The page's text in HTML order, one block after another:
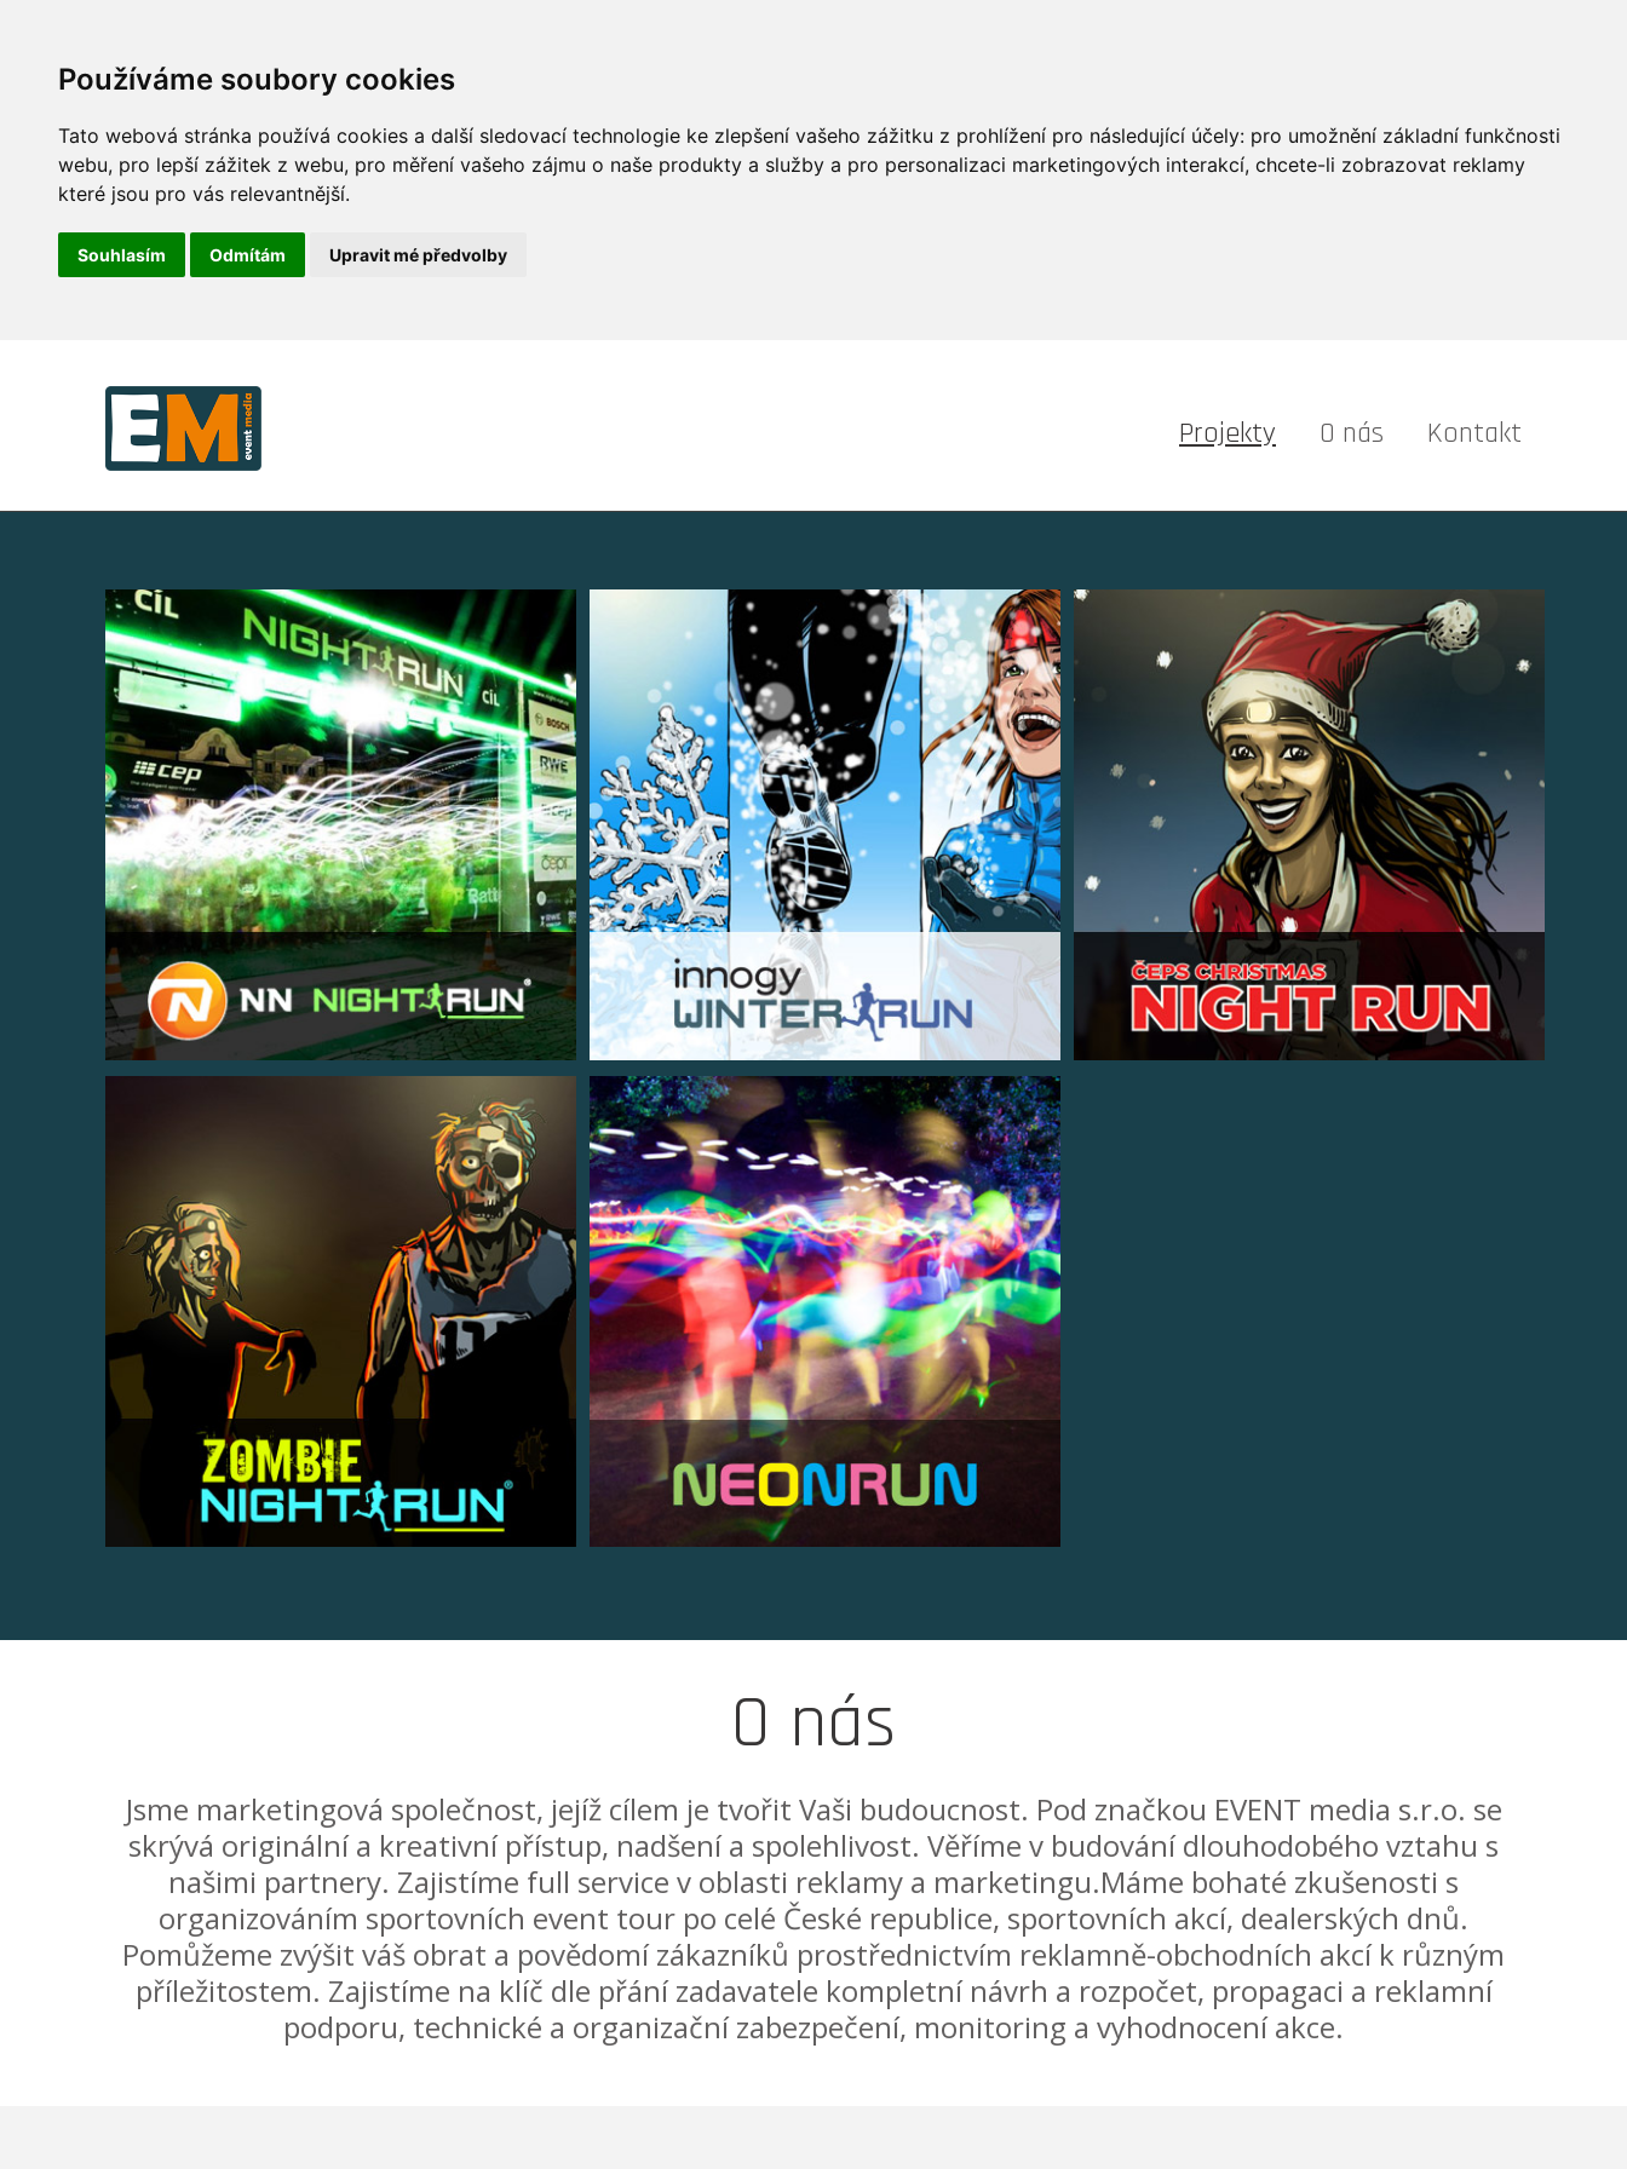
Používáme soubory cookies
Tato webová stránka používá cookies a další sledovací technologie ke zlepšení vašeho zážitku z prohlížení pro následující účely: pro umožnění základní funkčnosti
webu, pro lepší zážitek z webu, pro měření vašeho zájmu o naše produkty a služby a pro personalizaci marketingových interakcí, chcete-li zobrazovat reklamy
které jsou pro vás relevantnější.
Souhlasím Odmítám Upravit mé předvolby
Projekty O nás Kontakt
O nás
Jsme marketingová společnost, jejíž cílem je tvořit Vaši budoucnost. Pod značkou EVENT media s.r.o. se
skrývá originální a kreativní přístup, nadšení a spolehlivost. Věříme v budování dlouhodobého vztahu s
našimi partnery. Zajistíme full service v oblasti reklamy a marketingu.Máme bohaté zkušenosti s
organizováním sportovních event tour po celé České republice, sportovních akcí, dealerských dnů.
Pomůžeme zvýšit váš obrat a povědomí zákazníků prostřednictvím reklamně-obchodních akcí k různým
příležitostem. Zajistíme na klíč dle přání zadavatele kompletní návrh a rozpočet, propagaci a reklamní
podporu, technické a organizační zabezpečení, monitoring a vyhodnocení akce.